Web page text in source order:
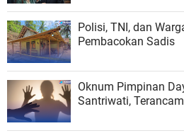
Polisi, TNI, dan
Pembacokan Sadis
Oknum Pimpinan
Santriwati,